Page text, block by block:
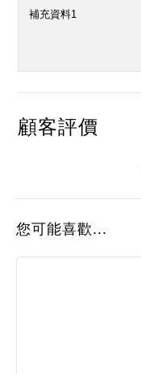
補充資料1
顧客評價
您可能喜歡...